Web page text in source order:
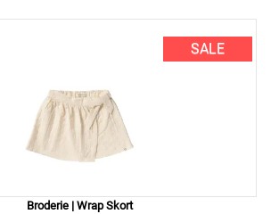
SALE
Broderie | Wrap Skort